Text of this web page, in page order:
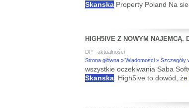
Skanska Property Poland Na
HIGH5IVE Z NOWYM NAJEMCĄ.
DP - aktualności
Strona główna » Wiadomości » Szczegóły
wszystkie oczekiwania Saba
Skanska . High5ive to dowód, że